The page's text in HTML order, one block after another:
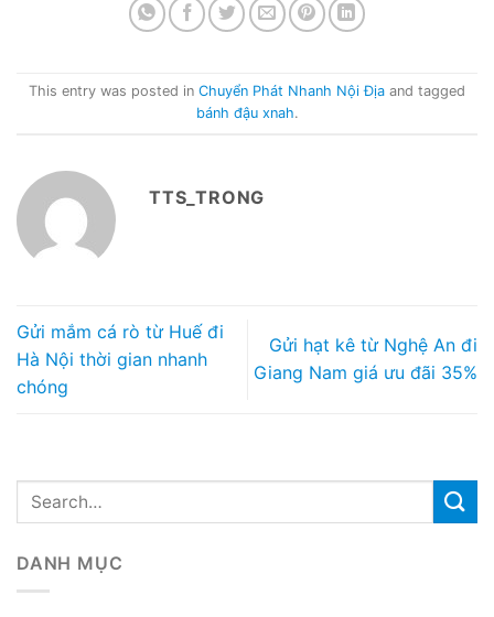
This entry was posted in Chuyển Phát Nhanh Nội Địa and tagged
bánh đậu xnah.
TTS_TRONG
Gửi mắm cá rò từ Huế đi
Hà Nội thời gian nhanh
chóng
Gửi hạt kê từ Nghệ An đi
Giang Nam giá ưu đãi 35%
DANH MỤC